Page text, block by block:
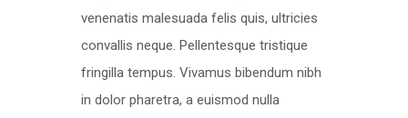
venenatis malesuada felis quis, ultricies
convallis neque. Pellentesque tristique
fringilla tempus. Vivamus bibendum nibh
in dolor pharetra, a euismod nulla